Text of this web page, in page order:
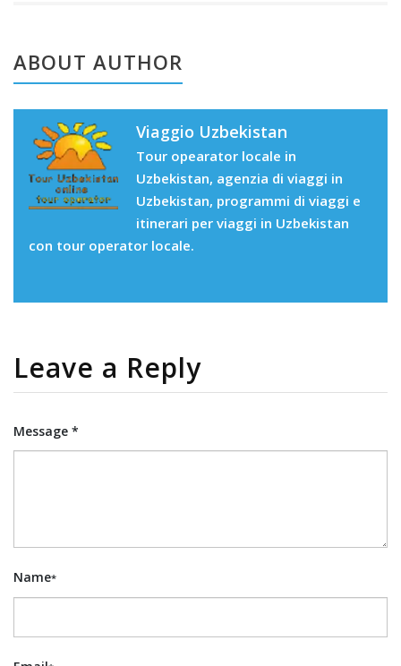
ABOUT AUTHOR
Viaggio Uzbekistan
Tour opearator locale in
Uzbekistan, agenzia di viaggi in
Uzbekistan, programmi di viaggi e
itinerari per viaggi in Uzbekistan
con tour operator locale.
Leave a Reply
Message *
Name*